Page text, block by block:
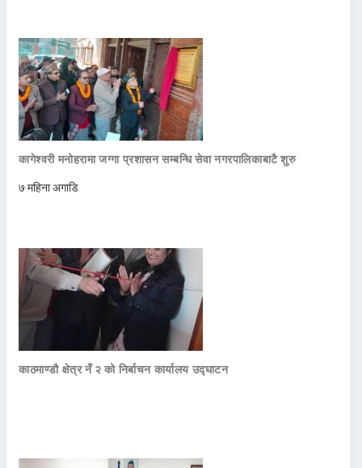
कागेश्वरी मनोहरामा जग्गा प्रशासन सम्बन्धि सेवा नगरपालिकाबाटै शुरु
७ महिना अगाडि
काठमाण्डौ क्षेत्र नँ २ को निर्बाचन कार्यालय उद्घाटन